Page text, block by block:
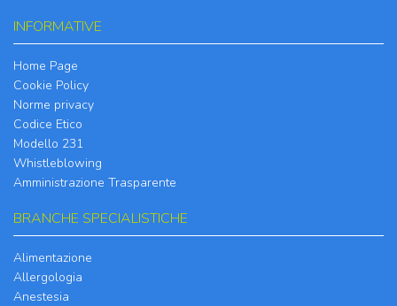
INFORMATIVE
Home Page
Cookie Policy
Norme privacy
Codice Etico
Modello 231
Whistleblowing
Amministrazione Trasparente
BRANCHE SPECIALISTICHE
Alimentazione
Allergologia
Anestesia